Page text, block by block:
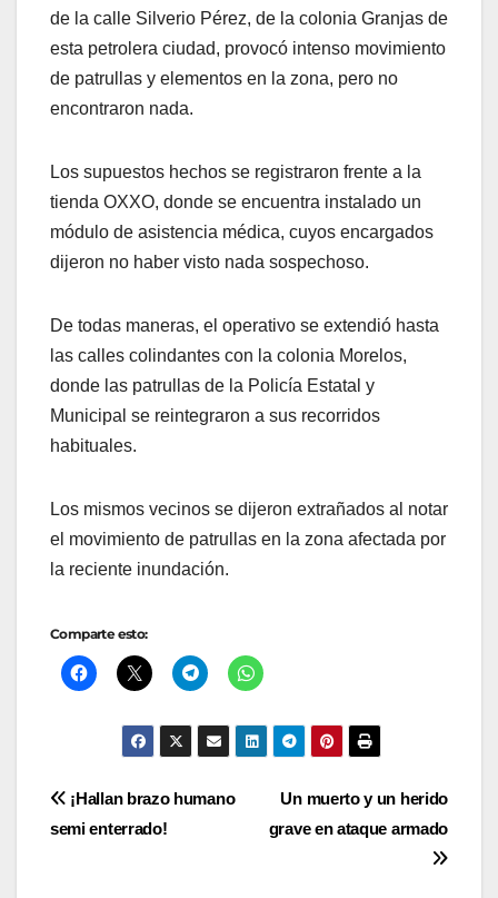
de la calle Silverio Pérez, de la colonia Granjas de
esta petrolera ciudad, provocó intenso movimiento
de patrullas y elementos en la zona, pero no
encontraron nada.
Los supuestos hechos se registraron frente a la
tienda OXXO, donde se encuentra instalado un
módulo de asistencia médica, cuyos encargados
dijeron no haber visto nada sospechoso.
De todas maneras, el operativo se extendió hasta
las calles colindantes con la colonia Morelos,
donde las patrullas de la Policía Estatal y
Municipal se reintegraron a sus recorridos
habituales.
Los mismos vecinos se dijeron extrañados al notar
el movimiento de patrullas en la zona afectada por
la reciente inundación.
Comparte esto:
Navegación
Un muerto y un herido
grave en ataque armado
¡Hallan brazo humano
semi enterrado!